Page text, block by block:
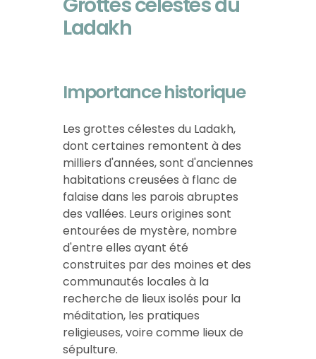
Ladakh
Importance historique
Les grottes célestes du Ladakh,
dont certaines remontent à des
milliers d'années, sont d'anciennes
habitations creusées à flanc de
falaise dans les parois abruptes
des vallées. Leurs origines sont
entourées de mystère, nombre
d'entre elles ayant été
construites par des moines et des
communautés locales à la
recherche de lieux isolés pour la
méditation, les pratiques
religieuses, voire comme lieux de
sépulture.